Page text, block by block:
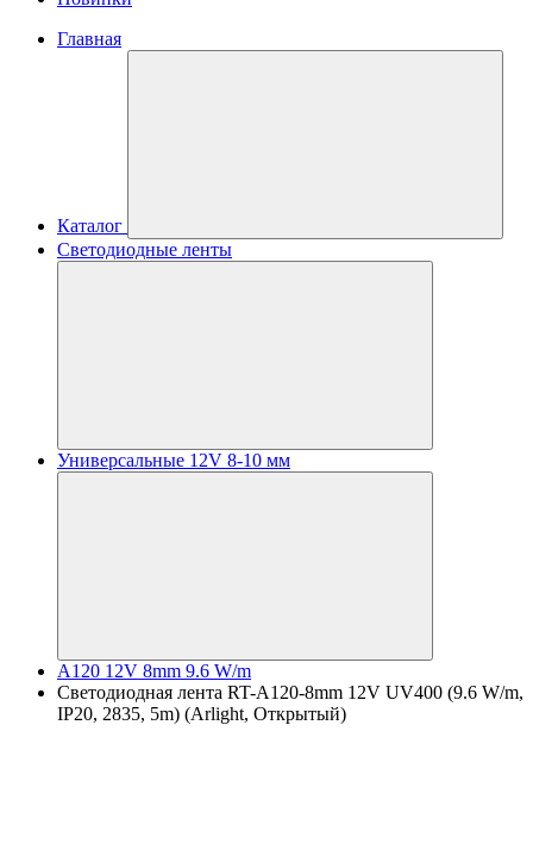
Главная
Каталог
Светодиодные ленты
Универсальные 12V 8-10 мм
A120 12V 8mm 9.6 W/m
Светодиодная лента RT-A120-8mm 12V UV400 (9.6 W/m,
IP20, 2835, 5m) (Arlight, Открытый)